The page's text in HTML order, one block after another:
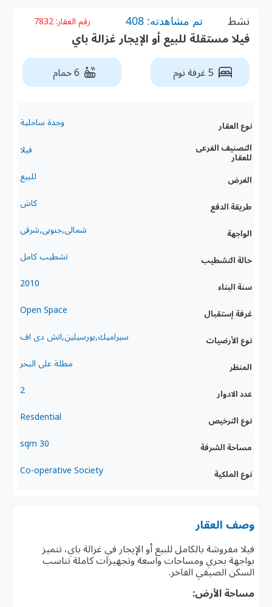
نشط تم مشاهدته: 408 رقم العقار: 7832
فيلا مستقلة للبيع أو الإيجار غزالة باي
5 غرفة نوم 6 حمام
نوع العقار وحدة ساحلية
التصنيف الفرعى
للعقار
فيلا
الغرض للبيع
طريقة الدفع كاش
الواجهة شمالى,جنوبى,شرقى
حالة التشطيب تشطيب كامل
سنة البناء 2010
غرفة إستقبال Open Space
نوع الأرضيات سيراميك,بورسيلين,اتش دى اف
المنظر مطلة على البحر
عدد الادوار 2
نوع الترخيص Resdential
مساحة الشرفة 30 sqm
نوع الملكية Co-operative Society
وصف العقار
فيلا مفروشة بالكامل للبيع أو الإيجار في غزالة باي، تتميز
بواجهة بحري ومساحات واسعة وتجهيزات كاملة تناسب
السكن الصيفي الفاخر.
مساحة الأرض: